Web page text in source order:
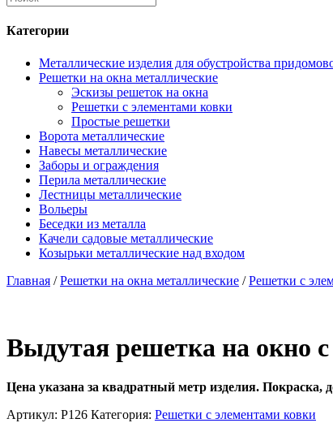
Категории
Металлические изделия для обустройства
Решетки на окна металлические
Эскизы решеток на окна
Решетки с элементами ковки
Простые решетки
Ворота металлические
Навесы металлические
Заборы и ограждения
Перила металлические
Лестницы металлические
Вольеры
Беседки из металла
Качели садовые металлические
Козырьки металлические над входом
Главная /Решетки на окна металлические /Решетки с
Выдутая решетка на окно с
Цена указана за квадратный метр изделия. Покраска,
Артикул: Р126 Категория: Решетки с элементами ковки